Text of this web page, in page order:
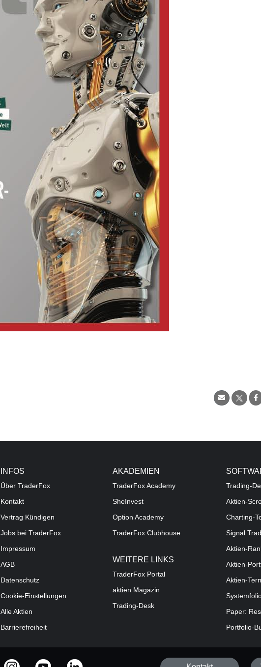
INFOS
Über TraderFox
Kontakt
Vertrag Kündigen
Jobs bei TraderFox
Impressum
AGB
Datenschutz
Cookie-Einstellungen
Alle Aktien
Barrierefreiheit
AKADEMIEN
TraderFox Academy
SheInvest
Option Academy
TraderFox Clubhouse
WEITERE LINKS
TraderFox Portal
aktien Magazin
Trading-Desk
Trading-
Aktien-
Charting-
Signal
Aktien-
Aktien-
Aktien-
Paper:
Portfolio-